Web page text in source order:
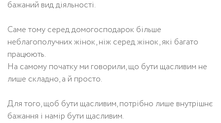
бажаний вид діяльності.
Саме тому серед домогосподарок більше
неблагополучних жінок, ніж серед жінок, які багато
працюють.
На самому початку ми говорили, що бути щасливим не
лише складно, а й просто.
Для того, щоб бути щасливим, потрібно лише внутрішнє
бажання і намір бути щасливим.